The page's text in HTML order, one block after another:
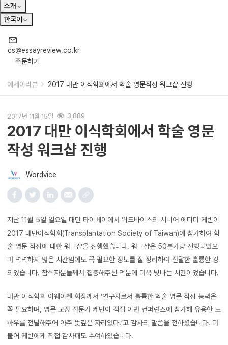
소개
한국어
cs@essayreview.co.kr
주문하기
에세이리뷰 2017 대만 이식학회에서 학술 영문작성 워크샵 진행
2017년 11월 15일 3,889
2017 대만 이식학회에서 학술 영문
작성 워크샵 진행
Wordvice
지난 11월 5일 일요일 대만 타이베이에서 워드바이스의 시니어 에디터 케빈이
2017 대만이식학회(Transplantation Society of Taiwan)에 참가하여 학
술 영문 작성에 대한 워크샵을 진행했습니다. 워크샵은 50분가량 진행되었으
며 넉넉하지 않은 시간임에도 꼭 필요한 정보를 잘 정리하여 전달한 훌륭한 강
의였습니다. 참석자분들께서 집중해주신 덕분에 더욱 빛나는 시간이었습니다.
대만 이식학회 이웨이첸 회장께서 ‘연구자로서 훌륭한 학술 영문 작성 능력은
꼭 필요하며, 영문 교정 전문가 케빈이 직접 이번 컨퍼런스에 참가해 유용한 노
하우를 전달해주어 아주 뜻깊은 자리였다.’고 감사의 말씀을 전하셨습니다. 더
불어 케빈에게 직접 감사패도 수여하였습니다.